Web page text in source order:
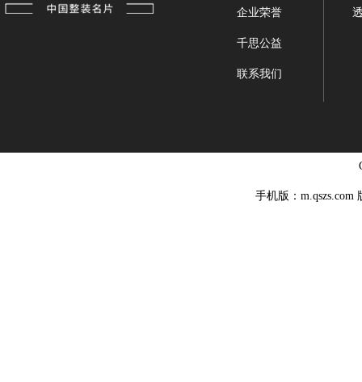
企业荣誉
千思公益
联系我们
手机版：m.qszs.com